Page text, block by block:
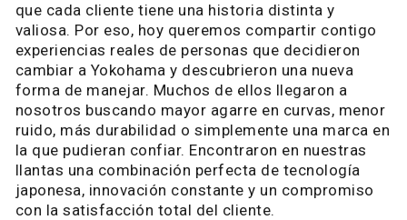
que cada cliente tiene una historia distinta y
valiosa. Por eso, hoy queremos compartir contigo
experiencias reales de personas que decidieron
cambiar a Yokohama y descubrieron una nueva
forma de manejar. Muchos de ellos llegaron a
nosotros buscando mayor agarre en curvas, menor
ruido, más durabilidad o simplemente una marca en
la que pudieran confiar. Encontraron en nuestras
llantas una combinación perfecta de tecnología
japonesa, innovación constante y un compromiso
con la satisfacción total del cliente.